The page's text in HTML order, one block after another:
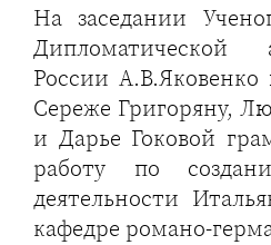
На заседании
России А.В.Яковенко
Сереже Григоряну,
и Дарье Гоковой
работу по
деятельности
кафедре романо-